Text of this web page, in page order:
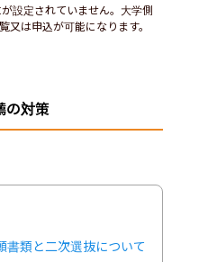
設定されていません。大学側
は申込が可能になります。
の対策
書類と二次選抜について